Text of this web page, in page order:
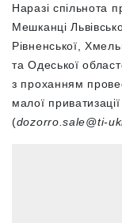
Наразі спільнота
Мешканці
Рівненської,
та Одеської
з проханням
малої
(dozorro.sale@ti-